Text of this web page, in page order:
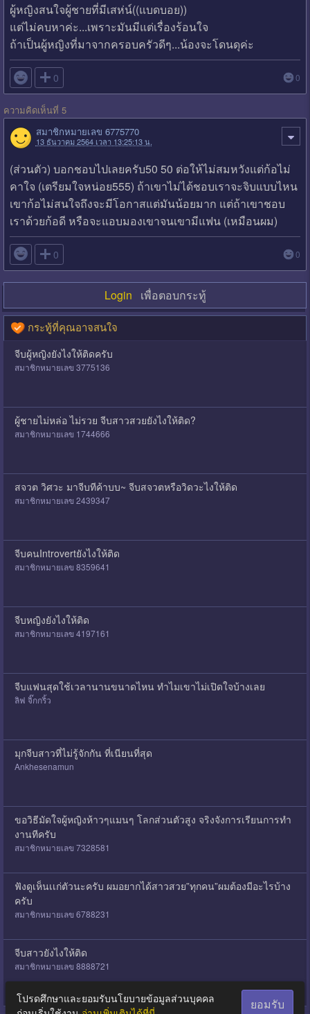
ผู้หญิงสนใจผู้ชายที่มีเสห่น์((แบดบอย))
แต่ไม่คบหาค่ะ...เพราะมันมีแต่เรื่องร้อนใจ
ถ้าเป็นผู้หญิงที่มาจากครอบครัวดีๆ...น้องจะโดนดุค่ะ
 0 0
ความคิดเห็นที่ 5
สมาชิกหมายเลข 6775770
13 ธันวาคม 2564 เวลา 13:25:13 น.
(ส่วนตัว) บอกชอบไปเลยครับ50 50 ต่อให้ไม่สมหวังแต่ก้อไม่
คาใจ (เตรียมใจหน่อย555) ถ้าเขาไม่ได้ชอบเราจะจิบแบบไหน
เขาก้อไม่สนใจถึงจะมีโอกาสแต่มันน้อยมาก แต่ถ้าเขาชอบ
เราด้วยก้อดี หรือจะแอบมองเขาจนเขามีแฟน (เหมือนผม)
 0 0
Login เพื่อตอบกระทู้
กระทู้ที่คุณอาจสนใจ
จีบผู้หญิงยังไงให้ติดครับ
สมาชิกหมายเลข 3775136
ผู้ชายไม่หล่อ ไม่รวย จีบสาวสวยยังไงให้ติด?
สมาชิกหมายเลข 1744666
สจวต วิศวะ มาจีบทีค้าบบ~ จีบสจวตหรือวิดวะไงให้ติด
สมาชิกหมายเลข 2439347
จีบคนIntrovertยังไงให้ติด
สมาชิกหมายเลข 8359641
จีบหญิงยังไงให้ติด
สมาชิกหมายเลข 4197161
จีบแฟนสุดใช้เวลานานขนาดไหน ทำไมเขาไม่เปิดใจบ้างเลย
ลิฟ จิ๊กกริ้ว
มุกจีบสาวที่ไม่รู้จักกัน ที่เนียนที่สุด
Ankhesenamun
ขอวิธีมัดใจผู้หญิงห้าวๆแมนๆ โลกส่วนตัวสูง จริงจังการเรียนการทำ
งานทีครับ
สมาชิกหมายเลข 7328581
ฟังดูเห็นเเก่ตัวนะครับ ผมอยากได้สาวสวย”ทุกคน”ผมต้องมีอะไรบ้าง
ครับ
สมาชิกหมายเลข 6788231
จีบสาวยังไงให้ติด
สมาชิกหมายเลข 8888721
โปรดศึกษาและยอมรับนโยบายข้อมูลส่วนบุคคล
ยอมรับ